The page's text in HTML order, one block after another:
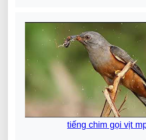
tiếng chim gọi vịt